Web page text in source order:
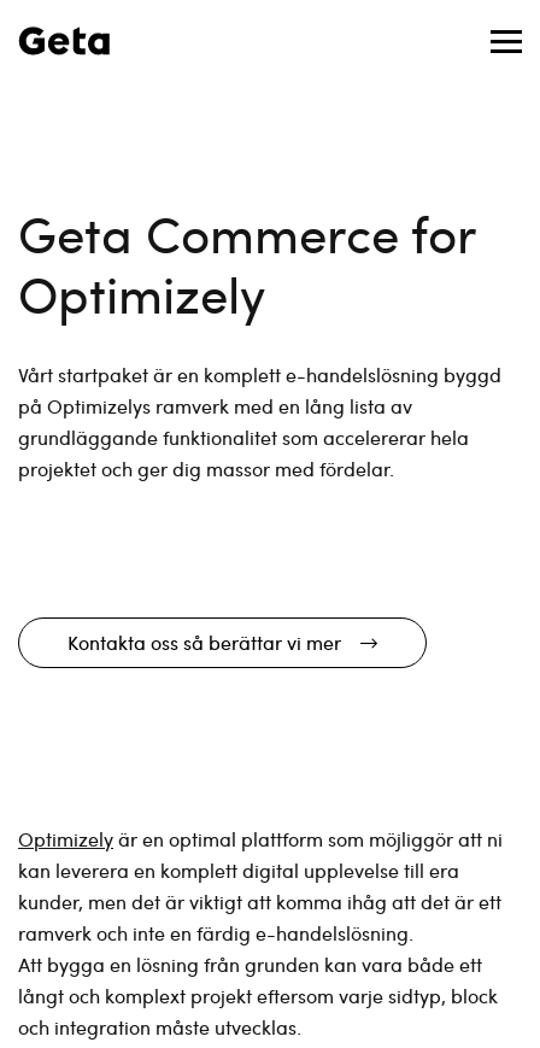
Geta Commerce for
Optimizely
Vårt startpaket är en komplett e-handelslösning byggd
på Optimizelys ramverk med en lång lista av
grundläggande funktionalitet som accelererar hela
projektet och ger dig massor med fördelar.
Kontakta oss så berättar vi mer
Optimizelyär en optimal plattform som möjliggör att ni
kan leverera en komplett digital upplevelse till era
kunder, men det är viktigt att komma ihåg att det är ett
ramverk och inte en färdig e-handelslösning.
Att bygga en lösning från grunden kan vara både ett
långt och komplext projekt eftersom varje sidtyp, block
och integration måste utvecklas.